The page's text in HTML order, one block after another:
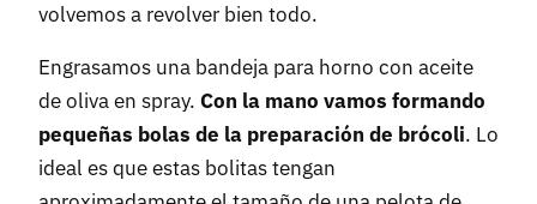
volvemos a revolver bien todo.
Engrasamos una bandeja para horno con aceite
de oliva en spray. Con la mano vamos formando
pequeñas bolas de la preparación de brócoli. Lo
ideal es que estas bolitas tengan